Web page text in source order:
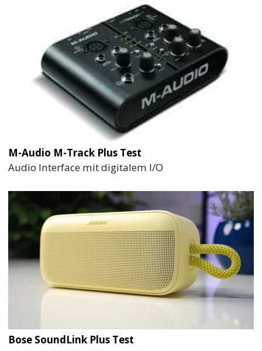
M-Audio M-Track Plus Test
Audio Interface mit digitalem I/O
Bose SoundLink Plus Test